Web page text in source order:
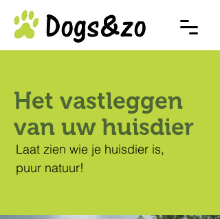
Het vastleggen
van uw huisdier
Laat zien wie je huisdier is,
puur natuur!